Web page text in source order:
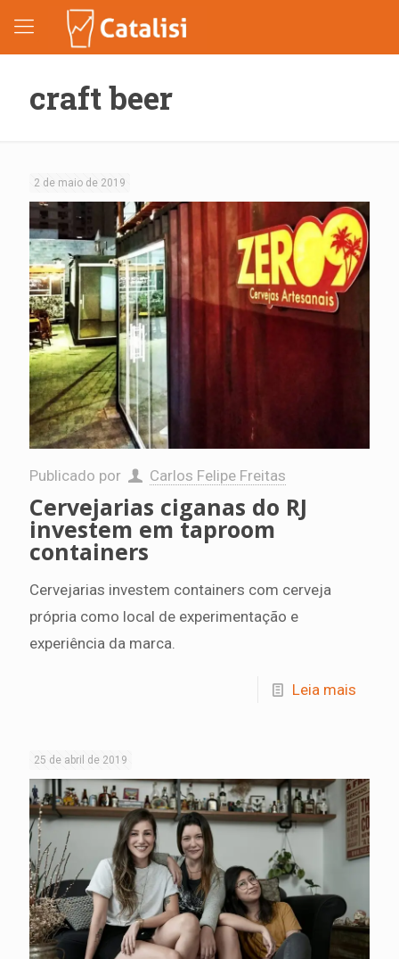
craft beer
2 de maio de 2019
Publicado por Carlos Felipe Freitas
Cervejarias ciganas do RJ
investem em taproom
containers
Cervejarias investem containers com cerveja
própria como local de experimentação e
experiência da marca.
Leia mais
25 de abril de 2019